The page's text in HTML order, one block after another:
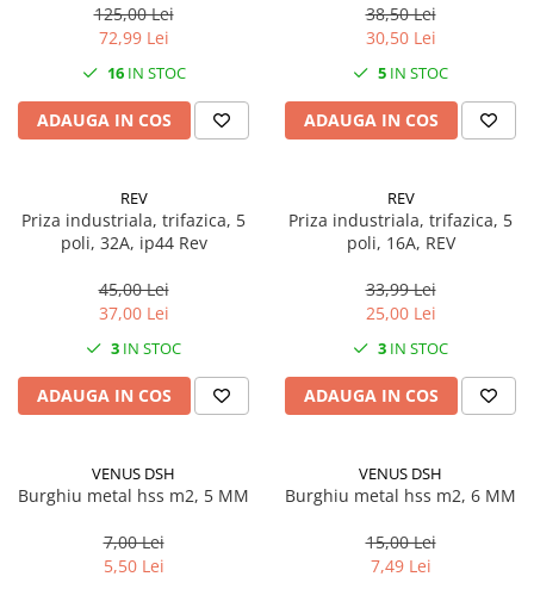
Corpuri de iluminat
Aplice si plafoniere
Lustre si pendule
Spoturi
Lampi de veghe copii
Proiectoare
Veioze si lampi
Accesorii decorative
Caciuli
Instalatii de Craciun
Lumanari si candele
Suporturi lumanari
125,00 Lei
72,99 Lei
16IN STOC
ADAUGA IN COS
Professional
38,50 Lei
30,50 Lei
5 IN STOC
ADAUGA IN COS
REV
Priza industriala, trifazica, 5
poli, 32A, ip44 Rev
45,00 Lei
37,00 Lei
3 IN STOC
ADAUGA IN COS
REV
Priza industriala, trifazica, 5
poli, 16A, REV
33,99 Lei
25,00 Lei
3 IN STOC
ADAUGA IN COS
VENUS DSH
Burghiu metal hss m2, 5 MM
7,00 Lei
5,50 Lei
VENUS DSH
Burghiu metal hss m2, 6 MM
15,00 Lei
7,49 Lei